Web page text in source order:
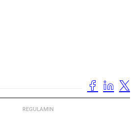
REGULAMIN